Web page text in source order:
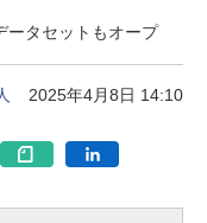
ータセットもオープ
2025年4月8日 14:10